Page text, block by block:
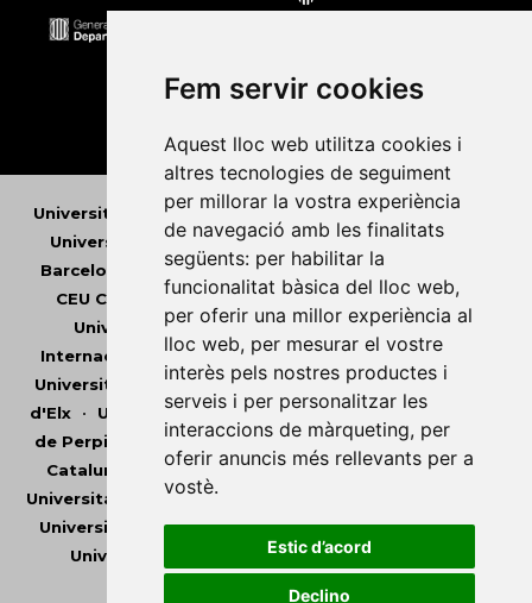
Fem servir cookies
Aquest lloc web utilitza cookies i
altres tecnologies de seguiment
per millorar la vostra experiència
de navegació amb les finalitats
següents: per habilitar la
funcionalitat bàsica del lloc web,
per oferir una millor experiència al
lloc web, per mesurar el vostre
interès pels nostres productes i
serveis i per personalitzar les
interaccions de màrqueting, per
oferir anuncis més rellevants per a
vostè.
Estic d’acord
Declino
Universitat Abat Oliba CEU • Universitat d'Alacant
Universitat d'Andorra•Universitat Autònoma de
Barcelona
Universitat de Barcelona •
CEU Cardenal Herrera•Universitat de Girona•
Universitat de les Illes Balears•Universitat
Internacional de Catalunya•Universitat Jaume I
Universitat de Lleida•Universitat Miguel Hernández
d'Elx• Universitat Oberta de Catalunya•Universitat
de Perpinyà Via Domitia•Universitat Politècnica de
Catalunya
Universitat Politècnica de València •
Universitat Pompeu Fabra
Universitat Rovira i Virgili•Universitat de Sàsser•
Universitat de València•Universitat de Vic -